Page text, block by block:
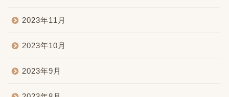
2023年11月
2023年10月
2023年9月